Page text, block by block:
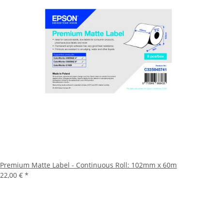
Premium Matte Label - Continuous Roll: 102mm x 60m
22,00 € *